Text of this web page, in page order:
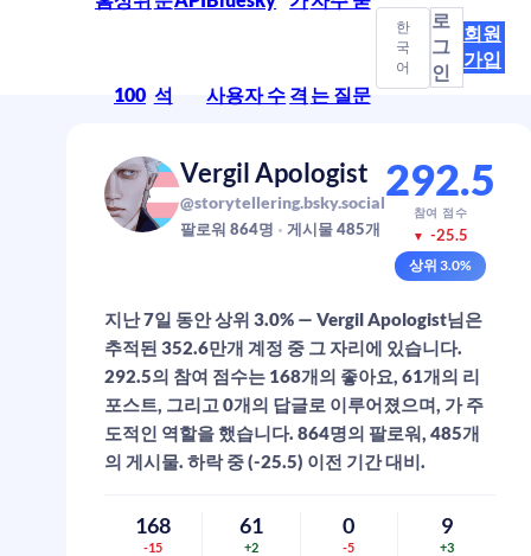
100 석 사용자 수 격 는 질문
한
국
어
로
그
인
회원
가입
Vergil Apologist
@storytellering.bsky.social
팔로워 864명 게시물485개
292.5
참여 점수
▼ -25.5
상위 3.0%
지난 7일 동안 상위 3.0% — Vergil Apologist님은
추적된 352.6만개 계정 중 그 자리에 있습니다.
292.5의 참여 점수는 168개의 좋아요, 61개의 리
포스트, 그리고 0개의 답글로 이루어졌으며, 가 주
도적인 역할을 했습니다. 864명의 팔로워, 485개
의 게시물. 하락 중 (-25.5) 이전 기간 대비.
168
-15
61
+2
0
-5
9
+3